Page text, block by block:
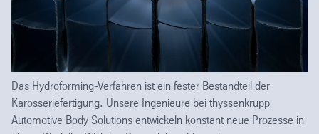
Das Hydroforming-Verfahren ist ein fester Bestandteil der
Karosseriefertigung. Unsere Ingenieure bei thyssenkrupp
Automotive Body Solutions entwickeln konstant neue Prozesse in